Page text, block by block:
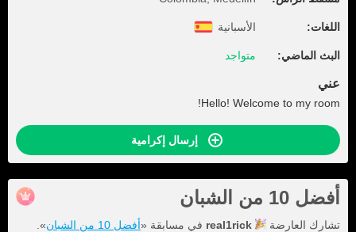
اللغات: الأسبانية
البث الماضي: متواجد
عني
Hello! Welcome to my room!
إرسال إكرامية
أفضل 10 من الشبان
تشارك العارضة real1rick في مسابقة «أفضل 10 من الشبان
».